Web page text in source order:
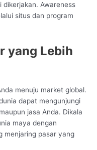
Awareness
situs dan program
yang Lebih
menuju market global.
dapat mengunjungi
jasa Anda. Dikala
maya dengan
menjaring pasar yang